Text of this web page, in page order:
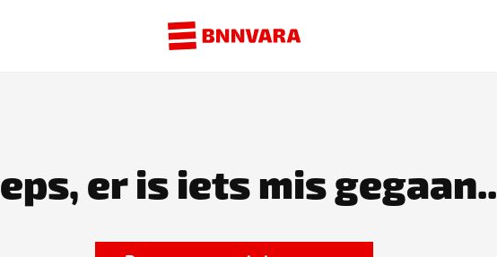
er is iets mis gegaan..